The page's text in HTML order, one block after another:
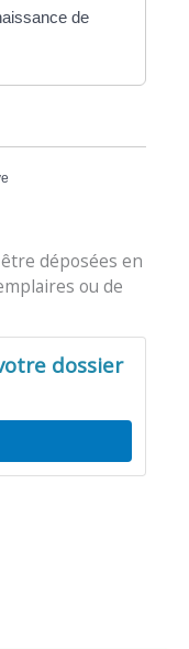
de
déposées en
ou de
dossier